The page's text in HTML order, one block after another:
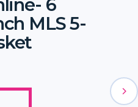
6
MLS 5-